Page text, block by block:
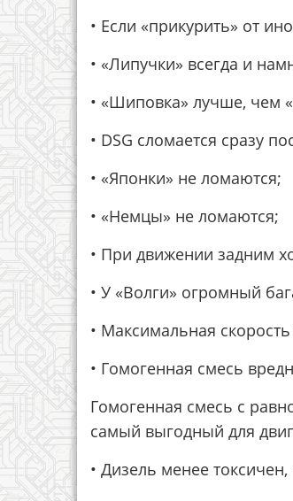
• Если «прикурить» от
• «Липучки» всегда и
• «Шиповка» лучше, чем
• DSG сломается сразу
• «Японки» не ломаются;
• «Немцы» не ломаются;
• При движении задним
• У «Волги» огромный
• Максимальная
• Гомогенная смесь
Гомогенная смесь с
самый выгодный для
• Дизель менее